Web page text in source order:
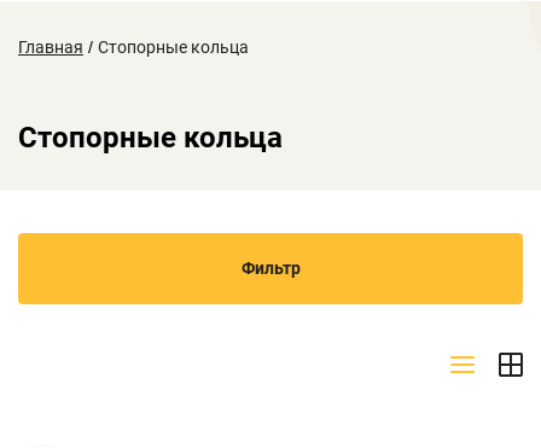
Главная / Стопорные кольца
Стопорные кольца
Фильтр